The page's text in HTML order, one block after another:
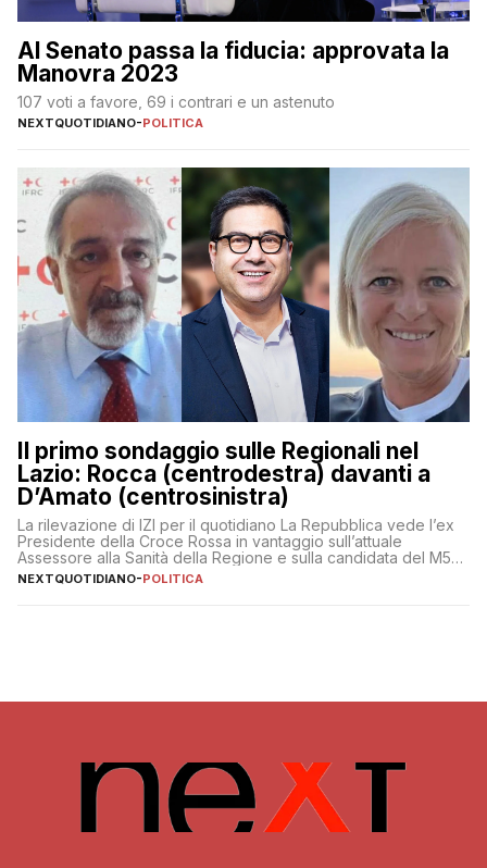
Al Senato passa la fiducia: approvata la
Manovra 2023
107 voti a favore, 69 i contrari e un astenuto
NEXTQUOTIDIANO-POLITICA
Il primo sondaggio sulle Regionali nel
Lazio: Rocca (centrodestra) davanti a
D’Amato (centrosinistra)
La rilevazione di IZI per il quotidiano La Repubblica vede l’ex
Presidente della Croce Rossa in vantaggio sull’attuale
Assessore alla Sanità della Regione e sulla candidata del M5S
Donatella Bianchi
NEXTQUOTIDIANO-POLITICA